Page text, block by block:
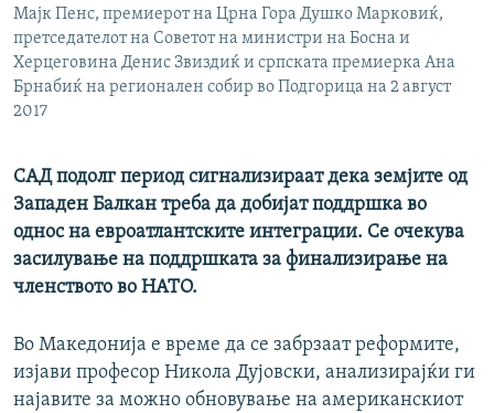
Мајк Пенс, премиерот на Црна Гора Душко Марковиќ,
претседателот на Советот на министри на Босна и
Херцеговина Денис Звиздиќ и српската премиерка Ана
Брнабиќ на регионален собир во Подгорица на 2 август
2017
САД подолг период сигнализираат дека земјите од
Западен Балкан треба да добијат поддршка во
однос на евроатлантските интеграции. Се очекува
засилување на поддршката за финализирање на
членството во НАТО.
Во Македонија е време да се забрзаат реформите,
изјави професор Никола Дујовски, анализирајќи ги
најавите за можно обновување на американскиот